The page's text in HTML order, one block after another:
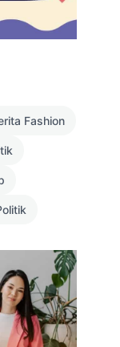
Fashion